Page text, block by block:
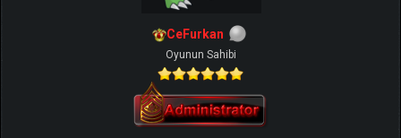
CeFurkan
Oyunun Sahibi